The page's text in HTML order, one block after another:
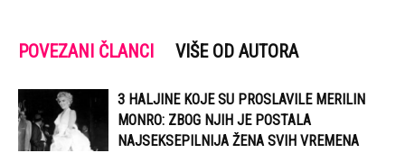
POVEZANI ČLANCI VIŠE OD AUTORA
3 HALJINE KOJE SU PROSLAVILE MERILIN
MONRO: ZBOG NJIH JE POSTALA
NAJSEKSEPILNIJA ŽENA SVIH VREMENA